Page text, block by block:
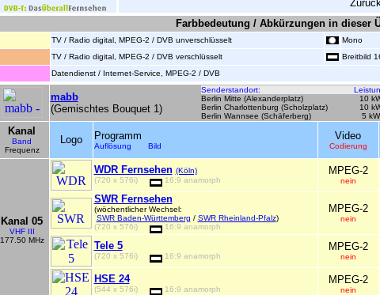
Farbbedeutung / Abkürzungen in dieser
TV / Radio digital, MPEG-2 / DVB unverschlüsselt Mono
TV / Radio digital, MPEG-2 / DVB verschlüsselt
Breitbild
Datendienst / Internet-Service, MPEG-2 / DVB
mabb
(Gemischtes Bouquet 1)
Senderstandort:
Berlin Mitte (Alexanderplatz)
10
Berlin Charlottenburg (Scholzplatz)
10
Berlin Wannsee (Schäferberg)
5 kW
Kanal
Band
Frequenz
Logo Programm
Auflösung Bild
Video
Codierung
Kanal 05
VHF III
177.50 MHz
WDR Fernsehen (Köln)
(720 x 576i) 16:9 anamorph
MPEG-2
nein
SWR Fernsehen
(wöchentlicher Wechsel:
SWR Baden-Württemberg / SWR Rheinland-Pfalz)
(720 x 576i) 16:9 anamorph
MPEG-2
nein
Tele 5
(720 x 576i) 16:9 anamorph
MPEG-2
nein
HSE 24
(544 x 576i) 16:9 anamorph
MPEG-2
nein